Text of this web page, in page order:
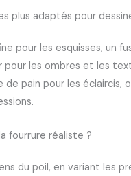
plus adaptés pour
pour les esquisses, un
pour les ombres et les
de pain pour les éclaircis,
fourrure réaliste ?
du poil, en variant les